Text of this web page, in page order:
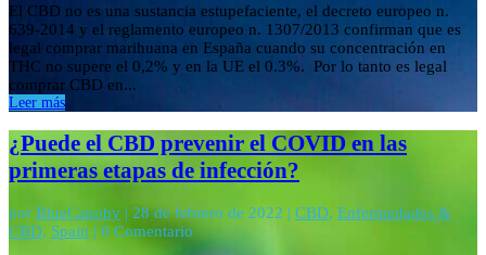
El CBD no es una sustancia estupefaciente, el decreto europeo n.
639-2014 y el reglamento europeo n. 1307/2013 confirman que es
legal comprar marihuana en España cuando su concentración en
THC no supere el 0,2% y en la UE el 0.3%. Por lo tanto es legal
comprar CBD en...
Leer más
¿Puede el CBD prevenir el COVID en las
primeras etapas de infección?
por BlueCanoby | 28 de febrero de 2022 | CBD, Enfermedades &
CBD, Spain | 0 Comentario